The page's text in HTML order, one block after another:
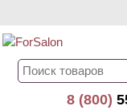
8 (800)